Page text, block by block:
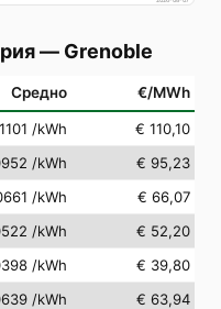
— Grenoble
Средно €/MWh
/kWh
€ 110,10
/kWh
€ 95,23
/kWh
€ 66,07
/kWh
€ 52,20
/kWh
€ 39,80
/kWh
€ 63,94